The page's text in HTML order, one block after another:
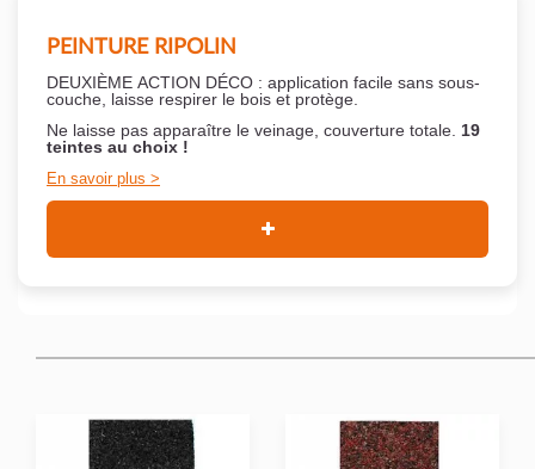
PEINTURE RIPOLIN
DEUXIÈME ACTION DÉCO : application facile sans sous-
couche, laisse respirer le bois et protège.
Ne laisse pas apparaître le veinage, couverture totale. 19
teintes au choix !
En savoir plus